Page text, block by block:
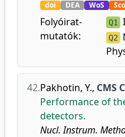
doi DEA WoS
Folyóirat-
mutatók:
Q1
Q2
42.Pakhotin, Y., CMS
Performance of
detectors.
Nucl. Instrum.